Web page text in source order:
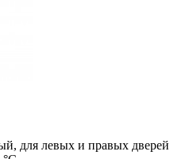
для левых и правых дверей